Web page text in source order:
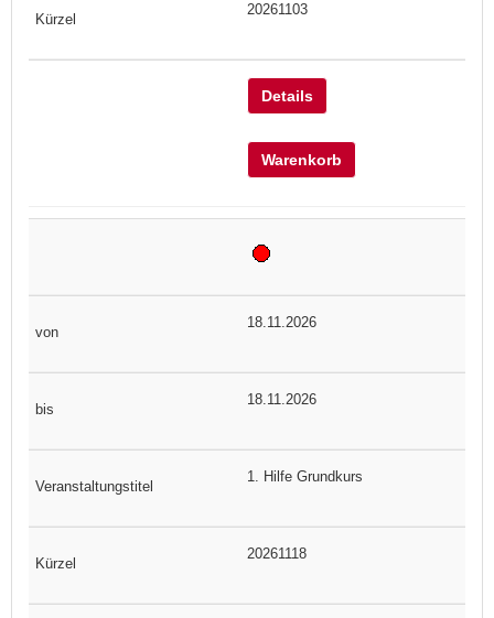
20261103
Details
Warenkorb
18.11.2026
18.11.2026
1. Hilfe Grundkurs
20261118